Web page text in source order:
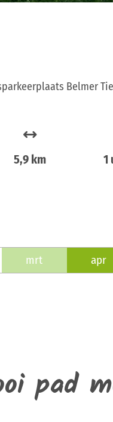
Belmer
5,9 km 1
mrt apr
pad